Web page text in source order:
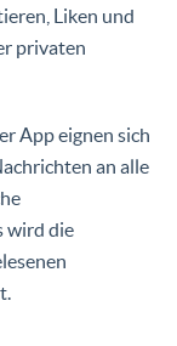
Liken und
privaten
App eignen sich
an alle
wird die